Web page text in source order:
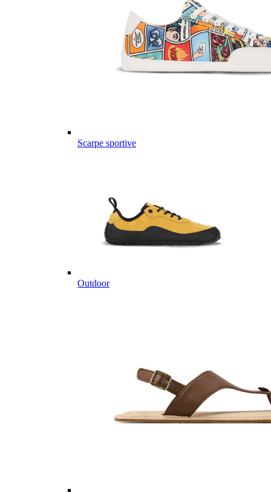
Scarpe sportive
Outdoor